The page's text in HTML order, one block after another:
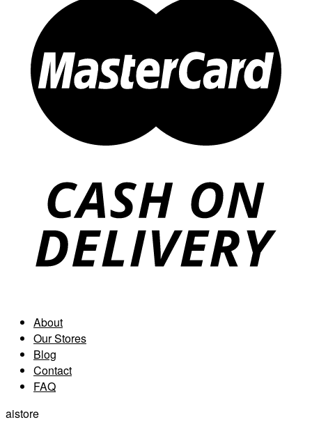
About
Our Stores
Blog
Contact
FAQ
aistore